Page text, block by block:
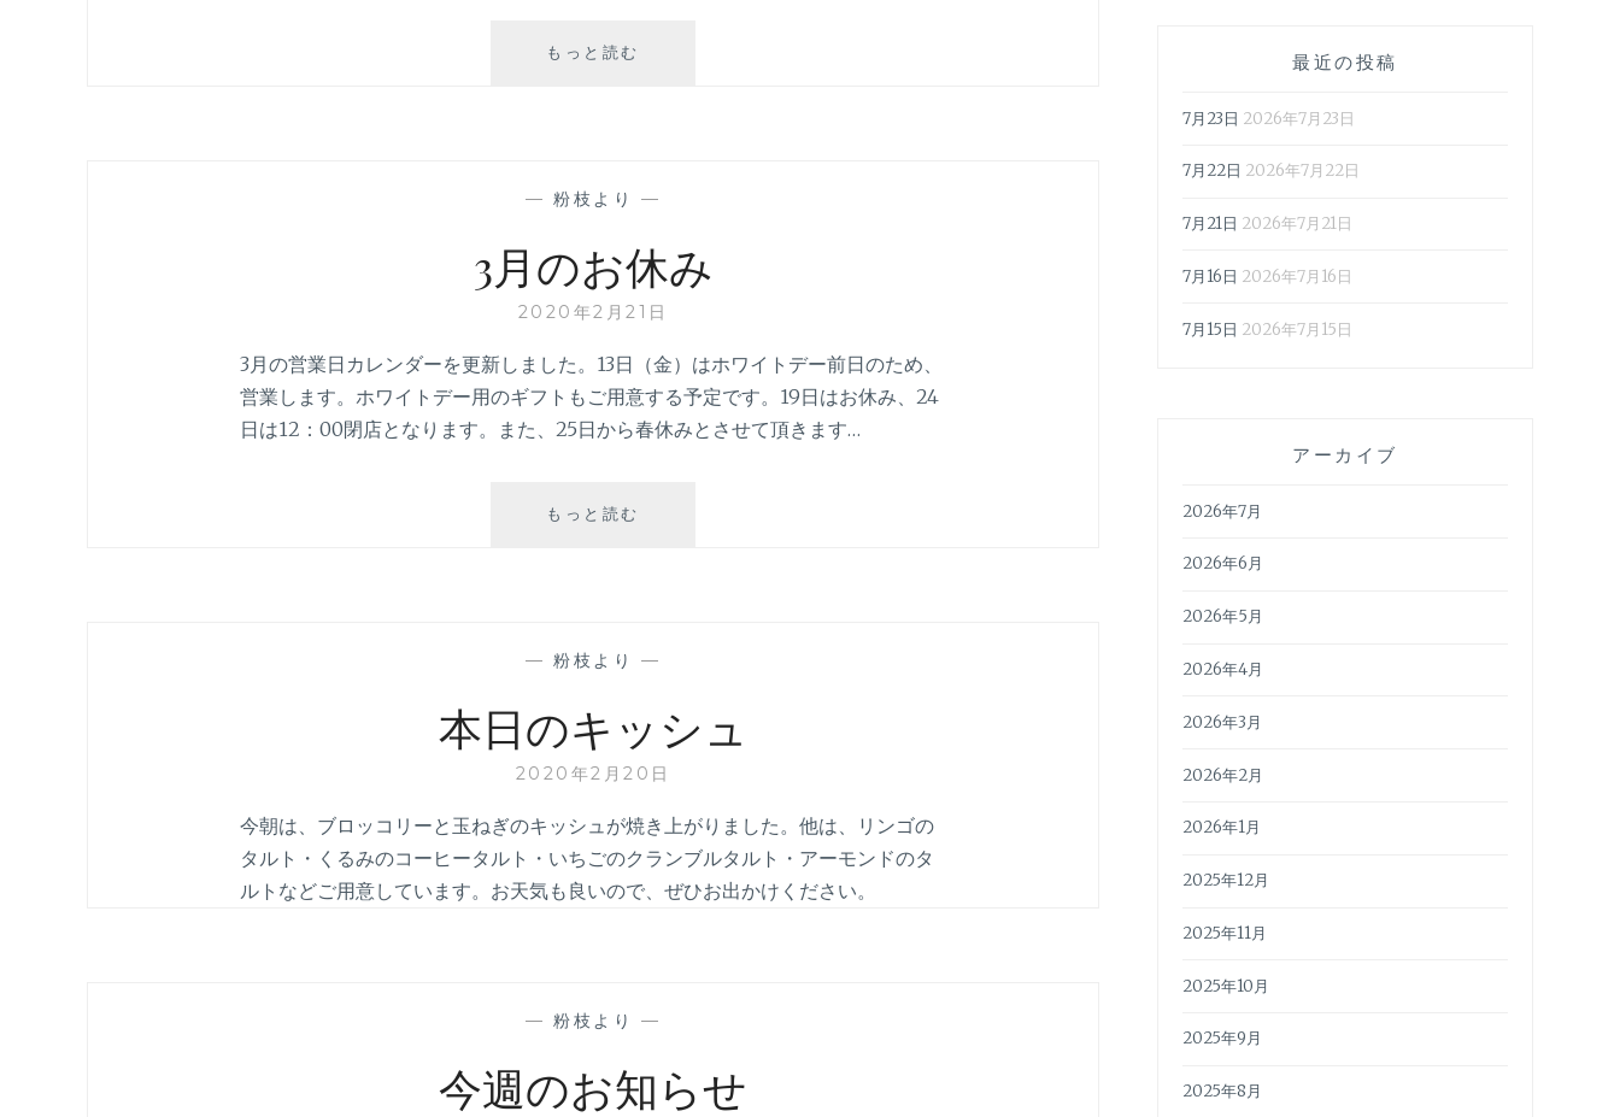
もっと読む
— 粉枝より —
3月のお休み
2020年2月21日
3月の営業日カレンダーを更新しました。13日（金）はホワイトデー前日のため、
営業します。ホワイトデー用のギフトもご用意する予定です。19日はお休み、24
日は12：00閉店となります。また、25日から春休みとさせて頂きます…
もっと読む
— 粉枝より —
本日のキッシュ
2020年2月20日
今朝は、ブロッコリーと玉ねぎのキッシュが焼き上がりました。他は、リンゴの
タルト・くるみのコーヒータルト・いちごのクランブルタルト・アーモンドのタ
ルトなどご用意しています。お天気も良いので、ぜひお出かけください。
— 粉枝より —
今週のお知らせ
最近の投稿
7月23日 2026年7月23日
7月22日 2026年7月22日
7月21日 2026年7月21日
7月16日 2026年7月16日
7月15日 2026年7月15日
アーカイブ
2026年7月
2026年6月
2026年5月
2026年4月
2026年3月
2026年2月
2026年1月
2025年12月
2025年11月
2025年10月
2025年9月
2025年8月